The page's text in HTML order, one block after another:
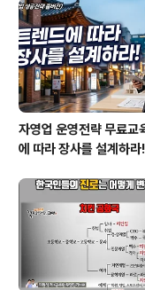
자영업 운영전략 무료교
에 따라 장사를 설계하라!